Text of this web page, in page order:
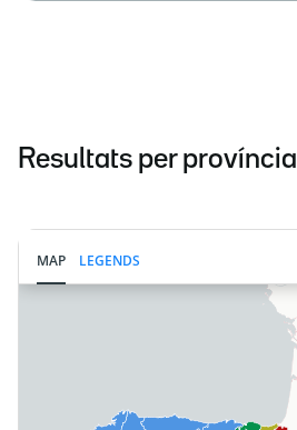
Resultats per província